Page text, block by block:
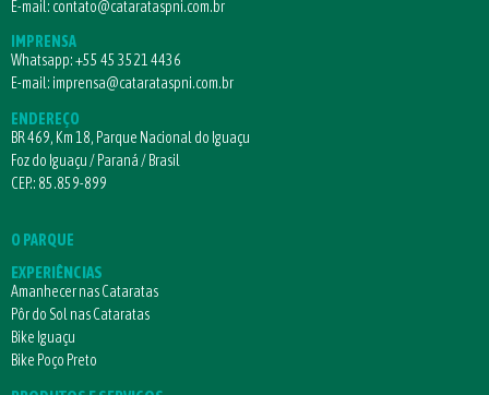
E-mail: contato@catarataspni.com.br
IMPRENSA
Whatsapp:+55 45 3521 4436
E-mail: imprensa@catarataspni.com.br
ENDEREÇO
BR 469, Km 18, Parque Nacional do Iguaçu
Foz do Iguaçu / Paraná / Brasil
CEP.: 85.859-899
O PARQUE
EXPERIÊNCIAS
Amanhecer nas Cataratas
Pôr do Sol nas Cataratas
Bike Iguaçu
Bike Poço Preto